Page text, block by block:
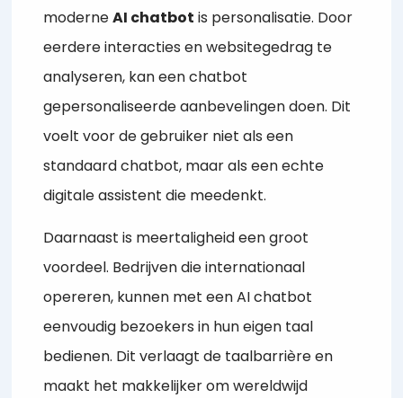
moderneAI chatbot is personalisatie. Door
eerdere interacties en websitegedrag te
analyseren, kan een chatbot
gepersonaliseerde aanbevelingen doen. Dit
voelt voor de gebruiker niet als een
standaard chatbot, maar als een echte
digitale assistent die meedenkt.
Daarnaast is meertaligheid een groot
voordeel. Bedrijven die internationaal
opereren, kunnen met een AI chatbot
eenvoudig bezoekers in hun eigen taal
bedienen. Dit verlaagt de taalbarrière en
maakt het makkelijker om wereldwijd